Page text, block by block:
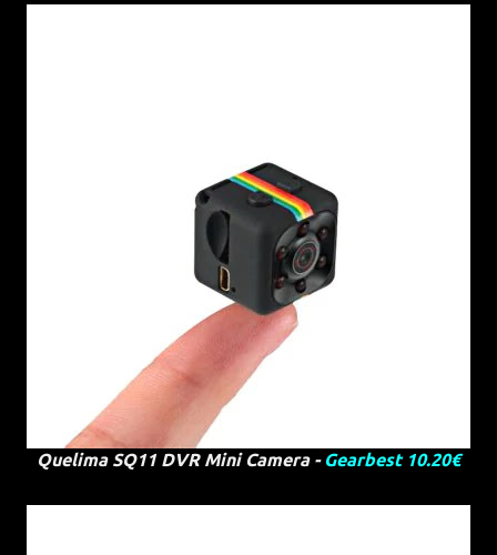
Quelima SQ11 DVR Mini Camera - Gearbest 10.20€